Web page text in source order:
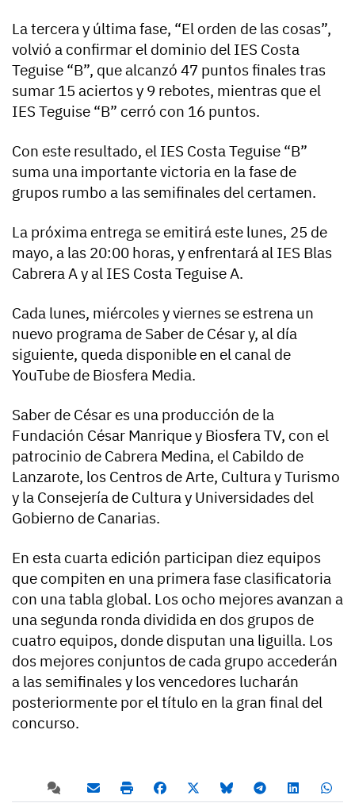
La tercera y última fase, “El orden de las cosas”,
volvió a confirmar el dominio del IES Costa
Teguise “B”, que alcanzó 47 puntos finales tras
sumar 15 aciertos y 9 rebotes, mientras que el
IES Teguise “B” cerró con 16 puntos.
Con este resultado, el IES Costa Teguise “B”
suma una importante victoria en la fase de
grupos rumbo a las semifinales del certamen.
La próxima entrega se emitirá este lunes, 25 de
mayo, a las 20:00 horas, y enfrentará al IES Blas
Cabrera A y al IES Costa Teguise A.
Cada lunes, miércoles y viernes se estrena un
nuevo programa de Saber de César y, al día
siguiente, queda disponible en el canal de
YouTube de Biosfera Media.
Saber de César es una producción de la
Fundación César Manrique y Biosfera TV, con el
patrocinio de Cabrera Medina, el Cabildo de
Lanzarote, los Centros de Arte, Cultura y Turismo
y la Consejería de Cultura y Universidades del
Gobierno de Canarias.
En esta cuarta edición participan diez equipos
que compiten en una primera fase clasificatoria
con una tabla global. Los ocho mejores avanzan a
una segunda ronda dividida en dos grupos de
cuatro equipos, donde disputan una liguilla. Los
dos mejores conjuntos de cada grupo accederán
a las semifinales y los vencedores lucharán
posteriormente por el título en la gran final del
concurso.